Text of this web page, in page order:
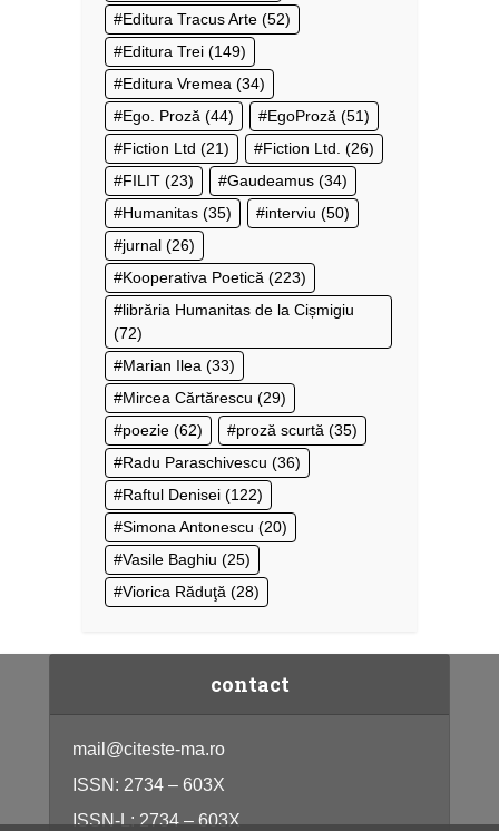
Editura Tracus Arte (52)
Editura Trei (149)
Editura Vremea (34)
Ego. Proză (44) EgoProză (51)
Fiction Ltd (21) Fiction Ltd. (26)
FILIT (23) Gaudeamus (34)
Humanitas (35) interviu (50)
jurnal (26)
Kooperativa Poetică (223)
librăria Humanitas de la Cișmigiu
(72)
Marian Ilea (33)
Mircea Cărtărescu (29)
poezie (62) proză scurtă (35)
Radu Paraschivescu (36)
Raftul Denisei (122)
Simona Antonescu (20)
Vasile Baghiu (25)
Viorica Răduţă (28)
contact
mail@citeste-ma.ro
ISSN: 2734 – 603X
ISSN-L: 2734 – 603X